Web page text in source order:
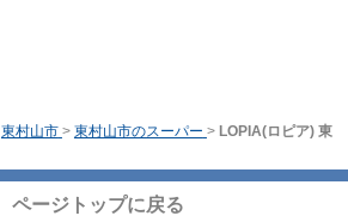
東村山市 > 東村山市のスーパー > LOPIA(ロピア) 東
ページトップに戻る